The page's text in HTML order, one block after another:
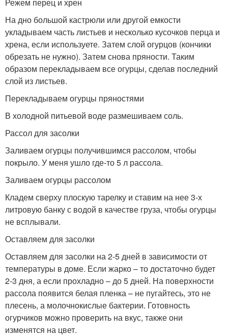
На дно большой кастрюли или другой емкости
укладываем часть листьев и несколько кусочков перца и
хрена, если используете. Затем слой огурцов (кончики
обрезать не нужно). Затем снова пряности. Таким
образом перекладываем все огурцы, сделав последний
слой из листьев.
Перекладываем огурцы пряностями
В холодной питьевой воде размешиваем соль.
Рассол для засолки
Заливаем огурцы получившимся рассолом, чтобы
покрыло. У меня ушло где-то 5 л рассола.
Заливаем огурцы рассолом
Кладем сверху плоскую тарелку и ставим на нее 3-х
литровую банку с водой в качестве груза, чтобы огурцы
не всплывали.
Оставляем для засолки
Оставляем для засолки на 2-5 дней в зависимости от
температуры в доме. Если жарко – то достаточно будет
2-3 дня, а если прохладно – до 5 дней. На поверхности
рассола появится белая пленка – не пугайтесь, это не
плесень, а молочнокислые бактерии. Готовность
огурчиков можно проверить на вкус, также они
изменятся на цвет.